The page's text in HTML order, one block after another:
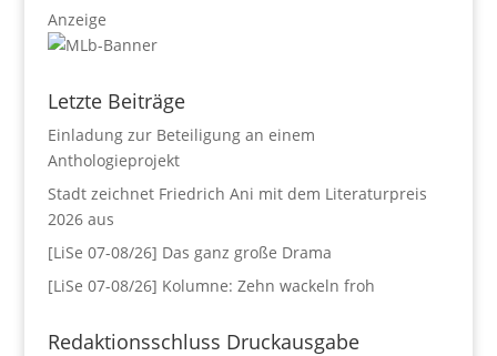
Anzeige
Letzte Beiträge
Einladung zur Beteiligung an einem
Anthologieprojekt
Stadt zeichnet Friedrich Ani mit dem Literaturpreis
2026 aus
[LiSe 07-08/26] Das ganz große Drama
[LiSe 07-08/26] Kolumne: Zehn wackeln froh
Redaktionsschluss Druckausgabe